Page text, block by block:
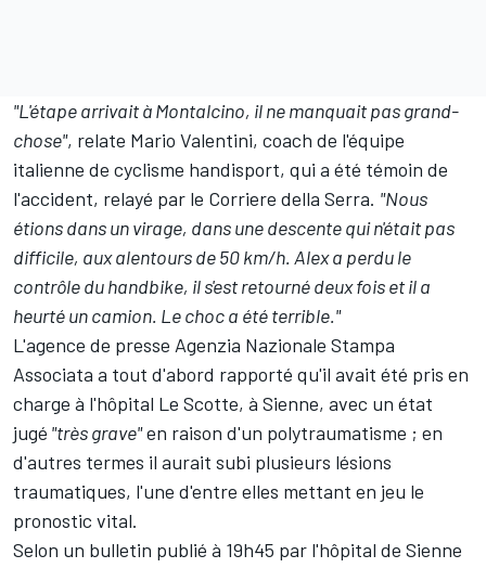
"L'étape arrivait à Montalcino, il ne manquait pas grand-
chose", relate Mario Valentini, coach de l'équipe
italienne de cyclisme handisport, qui a été témoin de
l'accident, relayé par le Corriere della Serra. "Nous
étions dans un virage, dans une descente qui n'était pas
difficile, aux alentours de 50 km/h. Alex a perdu le
contrôle du handbike, il s'est retourné deux fois et il a
heurté un camion. Le choc a été terrible."
L'agence de presse Agenzia Nazionale Stampa
Associata a tout d'abord rapporté qu'il avait été pris en
charge à l'hôpital Le Scotte, à Sienne, avec un état
jugé "très grave"en raison d'un polytraumatisme ; en
d'autres termes il aurait subi plusieurs lésions
traumatiques, l'une d'entre elles mettant en jeu le
pronostic vital.
Selon un bulletin publié à 19h45 par l'hôpital de Sienne